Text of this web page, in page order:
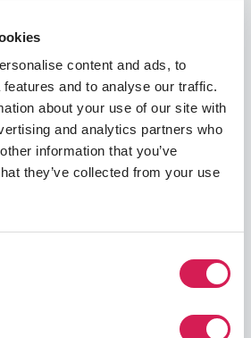
content and ads, to
and to analyse our traffic.
about your use of our site with
and analytics partners who
information that you’ve
they’ve collected from your use
ます。
て、TOEFL/IELTSの必要総合ス
ともに、各セクションの必要ス
合があります。
よって記載の基準より高い語学
／各セクションの必要スコアを
ります。
合は、留学期間によって認めら
異なる場合があります。詳細は
授業履修プログラムに参加する